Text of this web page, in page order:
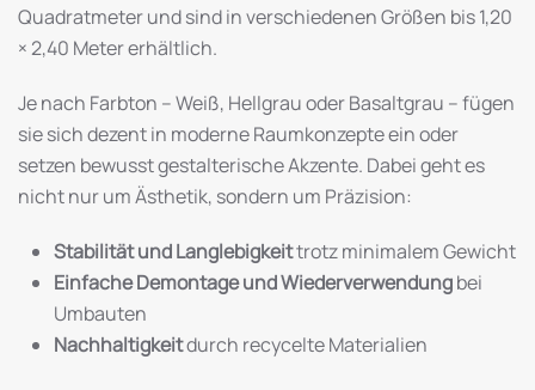
Quadratmeter und sind in verschiedenen Größen bis 1,20
× 2,40 Meter erhältlich.
Je nach Farbton – Weiß, Hellgrau oder Basaltgrau – fügen
sie sich dezent in moderne Raumkonzepte ein oder
setzen bewusst gestalterische Akzente. Dabei geht es
nicht nur um Ästhetik, sondern um Präzision:
Stabilität und Langlebigkeittrotz minimalem Gewicht
Einfache Demontage und Wiederverwendungbei
Umbauten
Nachhaltigkeitdurch recycelte Materialien